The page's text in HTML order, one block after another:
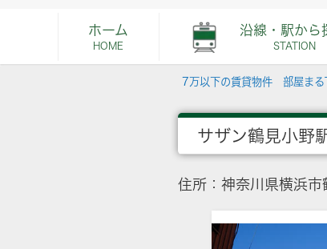
ホーム
HOME
沿線・駅から
STATION
7万以下の賃貸物件 部屋まる
サザン鶴見小野
住所：神奈川県横浜